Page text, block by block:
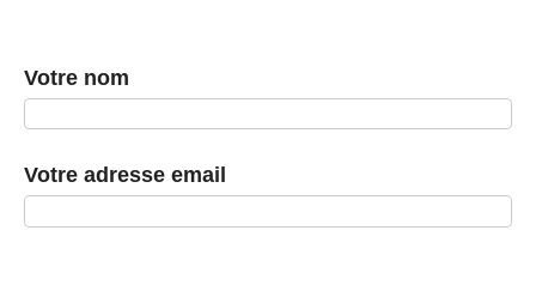
Votre nom
Votre adresse email